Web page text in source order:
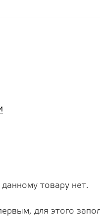
товару нет.
для этого